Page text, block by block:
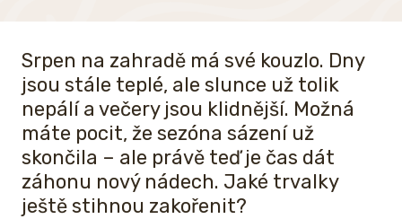
Srpen na zahradě má své kouzlo. Dny
jsou stále teplé, ale slunce už tolik
nepálí a večery jsou klidnější. Možná
máte pocit, že sezóna sázení už
skončila – ale právě teď je čas dát
záhonu nový nádech. Jaké trvalky
ještě stihnou zakořenit?